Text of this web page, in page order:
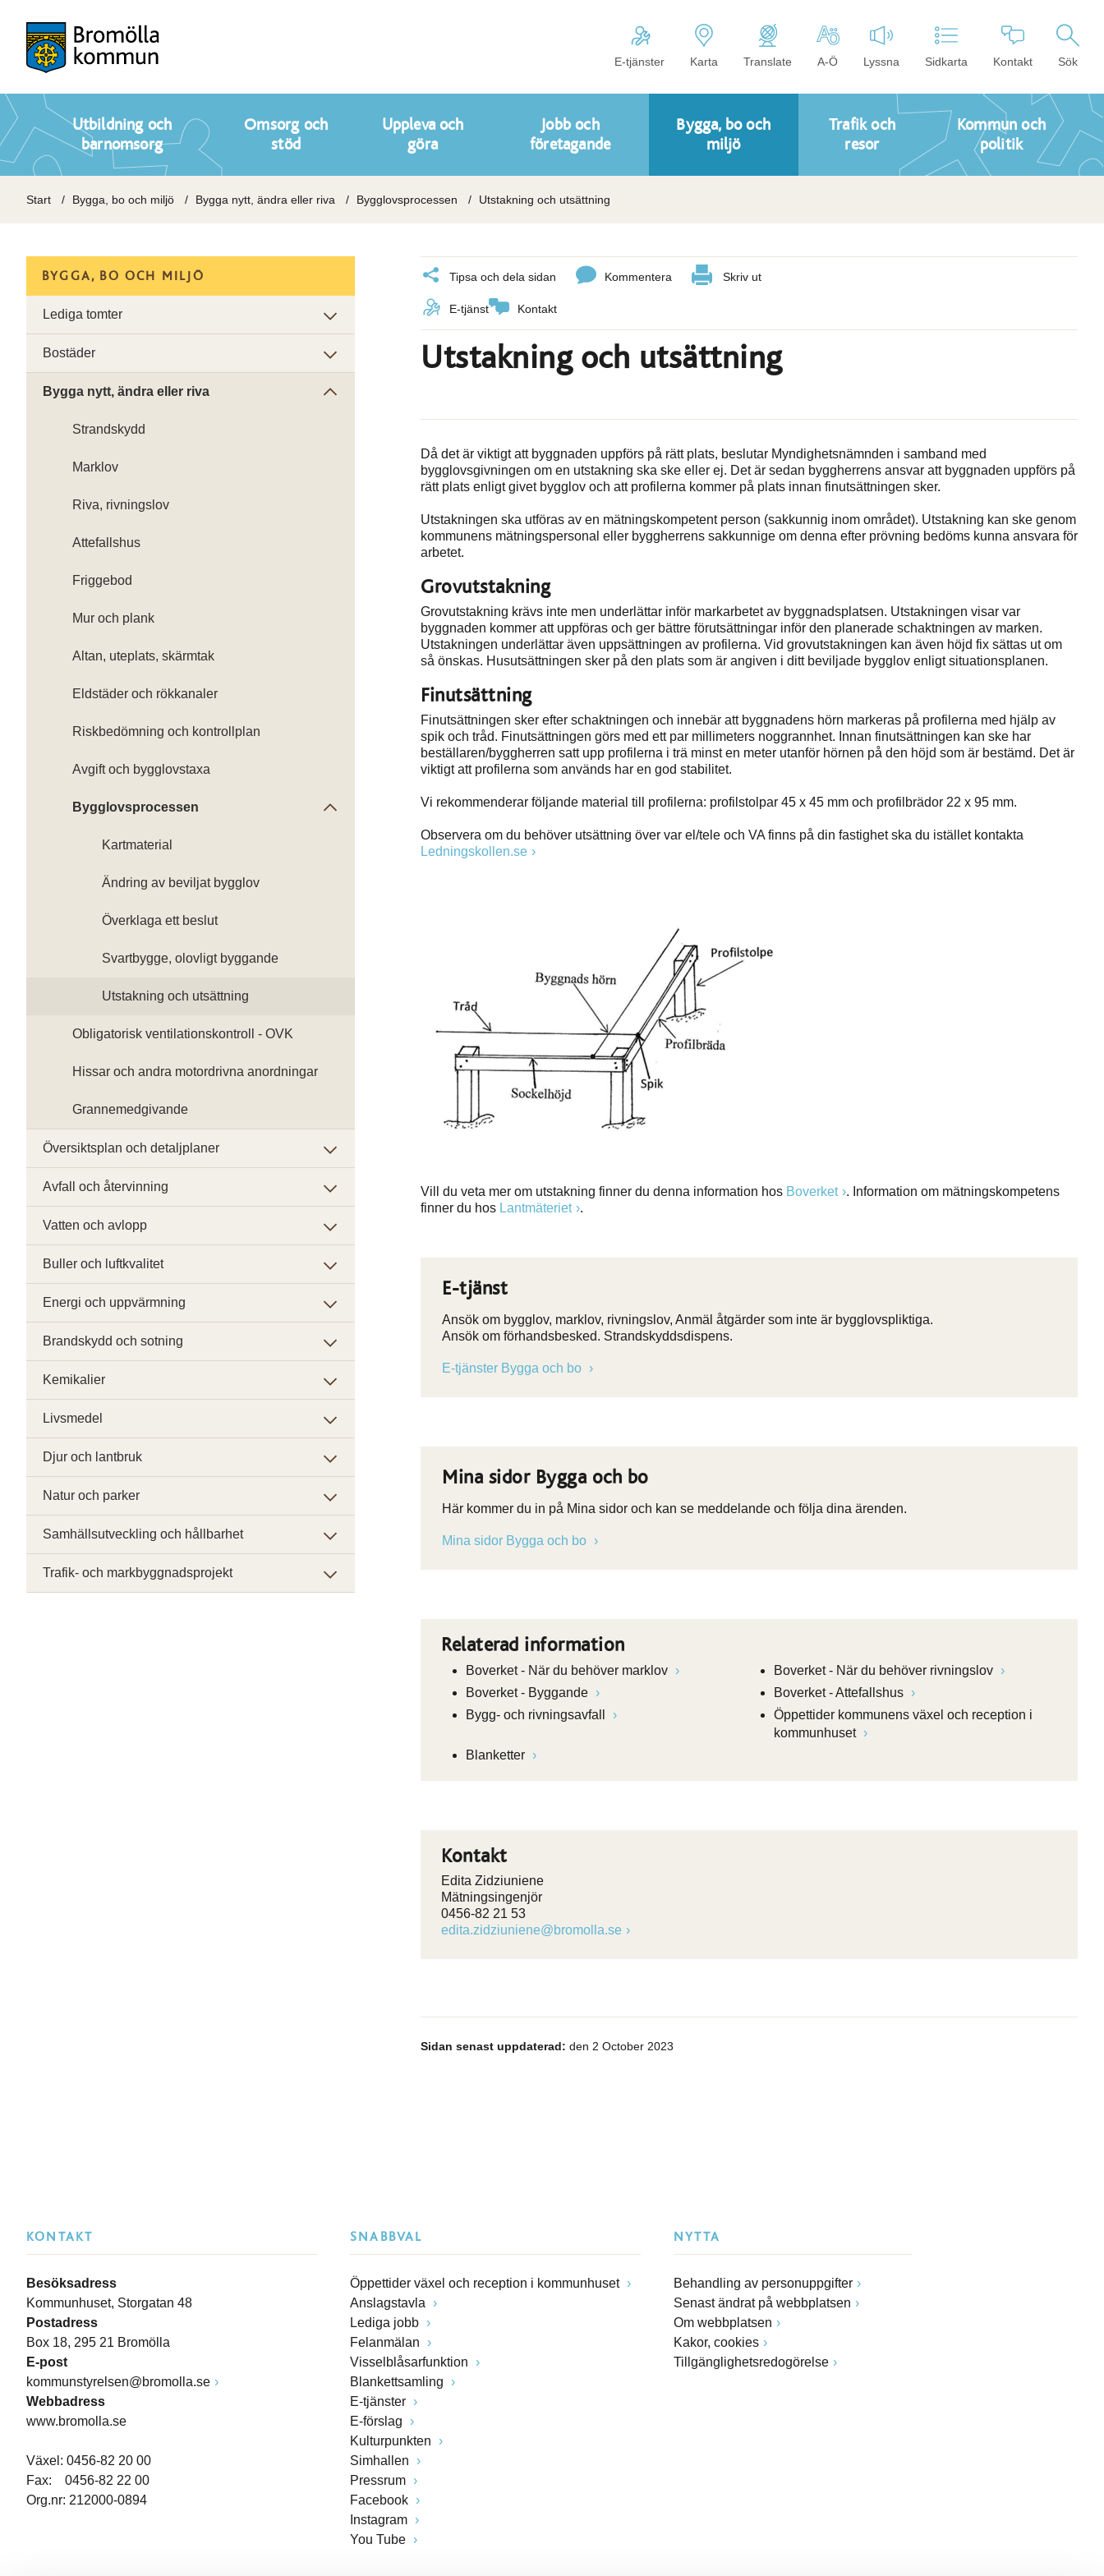
E-tjänster Karta Translate A-Ö Lyssna Sidkarta Kontakt Sök
Utbildning och
barnomsorg
Omsorg och
stöd
Uppleva och
göra
Jobb och
företagande
Bygga, bo och
miljö
Trafik och
resor
Kommun och
politik
Start Bygga, bo och miljö Bygga nytt, ändra eller riva Bygglovsprocessen Utstakning och utsättning
Tipsa och dela sidan Kommentera Skriv ut
E-tjänst Kontakt
Utstakning och utsättning
Då det är viktigt att byggnaden uppförs på rätt plats, beslutar Myndighetsnämnden i samband med
bygglovsgivningen om en utstakning ska ske eller ej. Det är sedan byggherrens ansvar att byggnaden uppförs på
rätt plats enligt givet bygglov och att profilerna kommer på plats innan finutsättningen sker.
Utstakningen ska utföras av en mätningskompetent person (sakkunnig inom området). Utstakning kan ske genom
kommunens mätningspersonal eller byggherrens sakkunnige om denna efter prövning bedöms kunna ansvara för
arbetet.
Grovutstakning
Grovutstakning krävs inte men underlättar inför markarbetet av byggnadsplatsen. Utstakningen visar var
byggnaden kommer att uppföras och ger bättre förutsättningar inför den planerade schaktningen av marken.
Utstakningen underlättar även uppsättningen av profilerna. Vid grovutstakningen kan även höjd fix sättas ut om
så önskas. Husutsättningen sker på den plats som är angiven i ditt beviljade bygglov enligt situationsplanen.
Finutsättning
Finutsättningen sker efter schaktningen och innebär att byggnadens hörn markeras på profilerna med hjälp av
spik och tråd. Finutsättningen görs med ett par millimeters noggrannhet. Innan finutsättningen kan ske har
beställaren/byggherren satt upp profilerna i trä minst en meter utanför hörnen på den höjd som är bestämd. Det är
viktigt att profilerna som används har en god stabilitet.
Vi rekommenderar följande material till profilerna: profilstolpar 45 x 45 mm och profilbrädor 22 x 95 mm.
Observera om du behöver utsättning över var el/tele och VA finns på din fastighet ska du istället kontakta
Ledningskollen.se
Vill du veta mer om utstakning finner du denna information hos Boverket
. Information om mätningskompetens
finner du hos Lantmäteriet .
E-tjänst
Ansök om bygglov, marklov, rivningslov, Anmäl åtgärder som inte är bygglovspliktiga.
Ansök om förhandsbesked. Strandskyddsdispens.
E-tjänster Bygga och bo
Mina sidor Bygga och bo
Här kommer du in på Mina sidor och kan se meddelande och följa dina ärenden.
Mina sidor Bygga och bo
Relaterad information
Boverket - När du behöver marklov
Boverket - När du behöver rivningslov
Boverket - Byggande
Boverket - Attefallshus
Bygg- och rivningsavfall
Öppettider kommunens växel och reception i
kommunhuset
Blanketter
Kontakt
Edita Zidziuniene
Mätningsingenjör
0456-82 21 53
edita.zidziuniene@bromolla.se
Sidan senast uppdaterad: den 2 October 2023
BYGGA, BO OCH MILJÖ
Lediga tomter
Bostäder
Bygga nytt, ändra eller riva
Strandskydd
Marklov
Riva, rivningslov
Attefallshus
Friggebod
Mur och plank
Altan, uteplats, skärmtak
Eldstäder och rökkanaler
Riskbedömning och kontrollplan
Avgift och bygglovstaxa
Bygglovsprocessen
Kartmaterial
Ändring av beviljat bygglov
Överklaga ett beslut
Svartbygge, olovligt byggande
Utstakning och utsättning
Obligatorisk ventilationskontroll - OVK
Hissar och andra motordrivna anordningar
Grannemedgivande
Översiktsplan och detaljplaner
Avfall och återvinning
Vatten och avlopp
Buller och luftkvalitet
Energi och uppvärmning
Brandskydd och sotning
Kemikalier
Livsmedel
Djur och lantbruk
Natur och parker
Samhällsutveckling och hållbarhet
Trafik- och markbyggnadsprojekt
KONTAKT
Besöksadress
Kommunhuset, Storgatan 48
Postadress
Box 18, 295 21 Bromölla
E-post
kommunstyrelsen@bromolla.se
Webbadress
www.bromolla.se
Växel: 0456-82 20 00
Fax: 0456-82 22 00
Org.nr: 212000-0894
SNABBVAL
Öppettider växel och reception i kommunhuset
Anslagstavla
Lediga jobb
Felanmälan
Visselblåsarfunktion
Blankettsamling
E-tjänster
E-förslag
Kulturpunkten
Simhallen
Pressrum
Facebook
Instagram
You Tube
NYTTA
Behandling av personuppgifter
Senast ändrat på webbplatsen
Om webbplatsen
Kakor, cookies
Tillgänglighetsredogörelse